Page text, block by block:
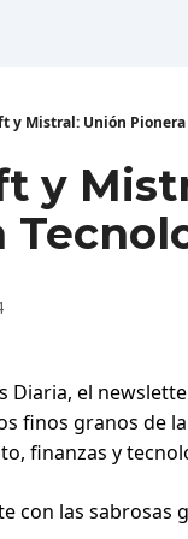
y Mistral: Unión
y
Diaria, el
finos granos de
finanzas y
con las sabrosas